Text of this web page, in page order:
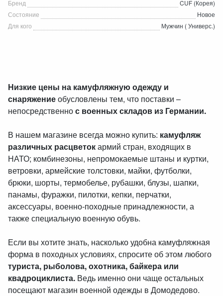
Бренд
CUF (Корея)
Состояние
Новое
Для кого
Мужчин ( Универс.)
Низкие цены на камуфляжную одежду и
снаряжениеобусловлены тем, что поставки –
непосредственнос военных складов из Германии.
В нашем магазине всегда можно купить: камуфляж
различных расцветокармий стран, входящих в
НАТО; комбинезоны, непромокаемые штаны и куртки,
ветровки, армейские толстовки, майки, футболки,
брюки, шорты, термобелье, рубашки, блузы, шапки,
панамы, фуражки, пилотки, кепки, перчатки,
аксессуары, военно-походные принадлежности, а
также специальную военную обувь.
Если вы хотите знать, насколько удобна камуфляжная
форма в походных условиях, спросите об этом любого
туриста, рыболова, охотника, байкера или
квадроциклиста. Ведь именно они чаще остальных
посещают магазин военной одежды в Домодедово.